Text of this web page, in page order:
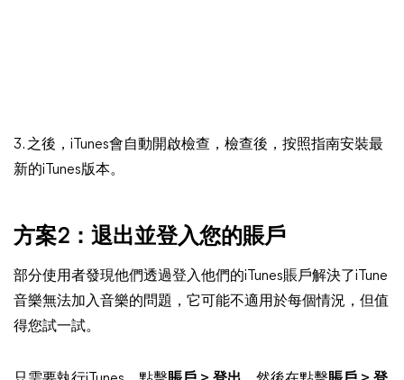
3. 之後，iTunes會自動開啟檢查，檢查後，按照指南安裝最
新的iTunes版本。
方案2：退出並登入您的賬戶
部分使用者發現他們透過登入他們的iTunes賬戶解決了iTune
音樂無法加入音樂的問題，它可能不適用於每個情況，但值
得您試一試。